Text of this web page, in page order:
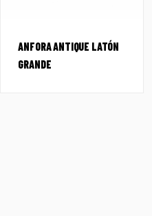
ANFORA ANTIQUE LATÓN
GRANDE